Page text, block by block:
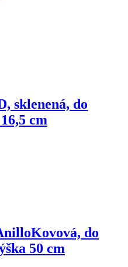
sklenená, do
cm
Kovová, do
50 cm